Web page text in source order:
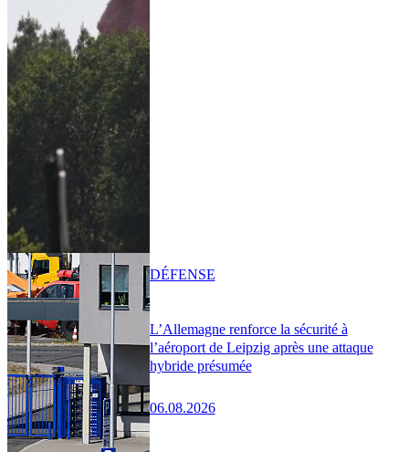
L’Allemagne renforce la sécurité à
l’aéroport de Leipzig après une attaque
hybride présumée
06.08.2026
DÉFENSE